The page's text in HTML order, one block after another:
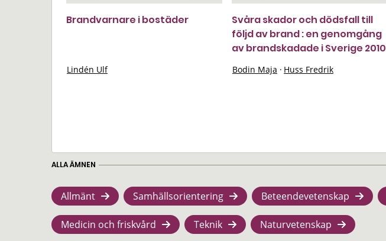
Brandvarnare i bostäder
Lindén Ulf
Svåra skador och dödsfall till
följd av brand : en genomgång
av brandskadade i Sverige 2010
Bodin Maja · Huss Fredrik
ALLA ÄMNEN
Allmänt Samhällsorientering Beteendevetenskap
Medicin och friskvård Teknik Naturvetenskap